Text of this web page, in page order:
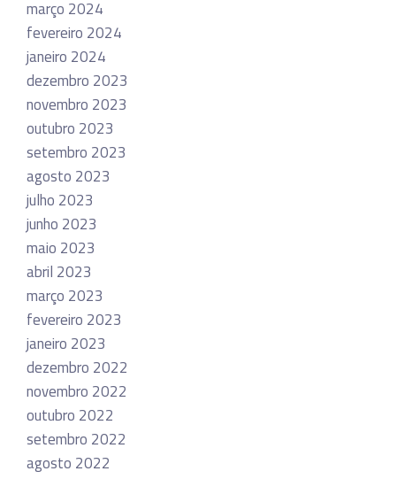
março 2024
fevereiro 2024
janeiro 2024
dezembro 2023
novembro 2023
outubro 2023
setembro 2023
agosto 2023
julho 2023
junho 2023
maio 2023
abril 2023
março 2023
fevereiro 2023
janeiro 2023
dezembro 2022
novembro 2022
outubro 2022
setembro 2022
agosto 2022